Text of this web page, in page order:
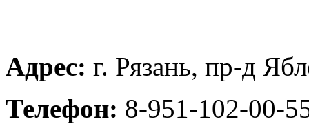
Адрес: г. Рязань, пр-д
Телефон: 8-951-102-00-